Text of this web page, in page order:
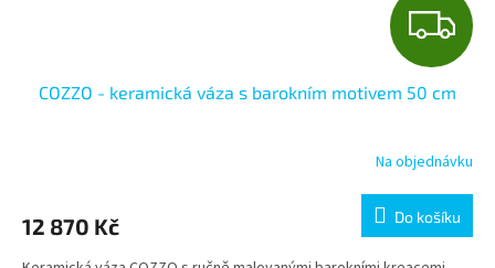
Z
D
R
M
COZZO - keramická váza s barokním motivem 50 cm
Na objednávku
12 870 Kč Do košíku